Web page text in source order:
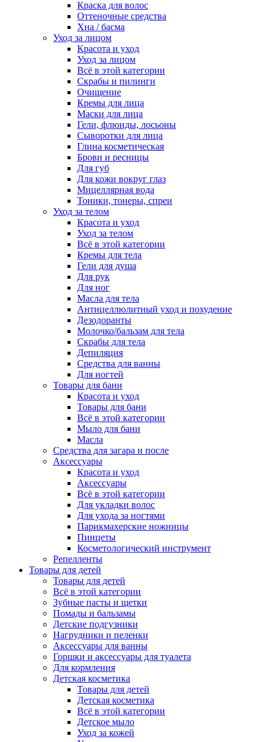
Краска для волос
Оттеночные средства
Хна / басма
Уход за лицом
Красота и уход
Уход за лицом
Всё в этой категории
Скрабы и пилинги
Очищение
Кремы для лица
Маски для лица
Гели, флюиды, лосьоны
Сыворотки для лица
Глина косметическая
Брови и ресницы
Для губ
Для кожи вокруг глаз
Мицеллярная вода
Тоники, тонеры, спреи
Уход за телом
Красота и уход
Уход за телом
Всё в этой категории
Кремы для тела
Гели для душа
Для рук
Для ног
Масла для тела
Антицеллюлитный уход и похудение
Дезодоранты
Молочко/бальзам для тела
Скрабы для тела
Депиляция
Средства для ванны
Для ногтей
Товары для бани
Красота и уход
Товары для бани
Всё в этой категории
Мыло для бани
Масла
Средства для загара и после
Аксессуары
Красота и уход
Аксессуары
Всё в этой категории
Для укладки волос
Для ухода за ногтями
Парикмахерские ножницы
Пинцеты
Косметологический инструмент
Репелленты
Товары для детей
Товары для детей
Всё в этой категории
Зубные пасты и щетки
Помады и бальзамы
Детские подгузники
Нагрудники и пеленки
Аксессуары для ванны
Горшки и аксессуары для туалета
Для кормления
Детская косметика
Товары для детей
Детская косметика
Всё в этой категории
Детское мыло
Уход за кожей